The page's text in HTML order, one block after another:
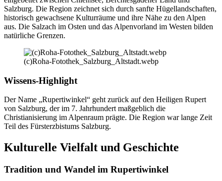
Salzburg. Die Region zeichnet sich durch sanfte Hügellandschaften,
historisch gewachsene Kulturräume und ihre Nähe zu den Alpen
aus. Die Salzach im Osten und das Alpenvorland im Westen bilden
natürliche Grenzen.
(c)Roha-Fotothek_Salzburg_Altstadt.webp
Wissens-Highlight
Der Name „Rupertiwinkel“ geht zurück auf den Heiligen Rupert
von Salzburg, der im 7. Jahrhundert maßgeblich die
Christianisierung im Alpenraum prägte. Die Region war lange Zeit
Teil des Fürsterzbistums Salzburg.
Kulturelle Vielfalt und Geschichte
Tradition und Wandel im Rupertiwinkel